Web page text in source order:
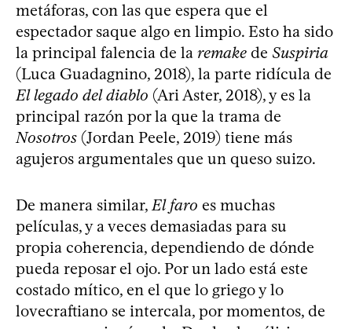
metáforas, con las que espera que el
espectador saque algo en limpio. Esto ha sido
la principal falencia de la remake de Suspiria
(Luca Guadagnino, 2018), la parte ridícula de
El legado del diablo (Ari Aster, 2018), y es la
principal razón por la que la trama de
Nosotros (Jordan Peele, 2019) tiene más
agujeros argumentales que un queso suizo.
De manera similar,El faro es muchas
películas, y a veces demasiadas para su
propia coherencia, dependiendo de dónde
pueda reposar el ojo. Por un lado está este
costado mítico, en el que lo griego y lo
lovecraftiano se intercala, por momentos, de